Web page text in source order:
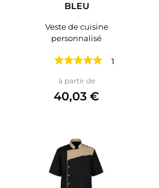
BLEU
Veste de cuisine
personnalisé
1 avis
à partir dePrix
40,03 €